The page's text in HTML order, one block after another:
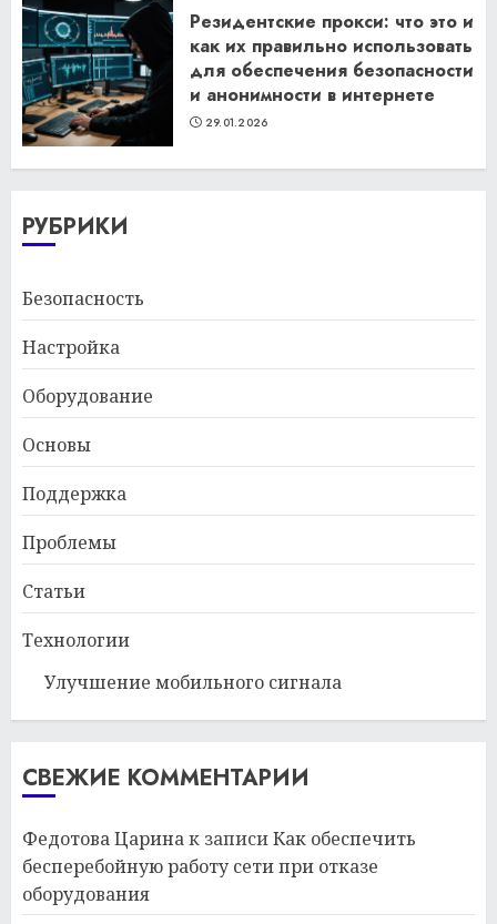
Резидентские прокси: что это и
как их правильно использовать
для обеспечения безопасности
и анонимности в интернете
29.01.2026
РУБРИКИ
Безопасность
Настройка
Оборудование
Основы
Поддержка
Проблемы
Статьи
Технологии
Улучшение мобильного сигнала
СВЕЖИЕ КОММЕНТАРИИ
Федотова Царинак записиКак обеспечить
бесперебойную работу сети при отказе
оборудования